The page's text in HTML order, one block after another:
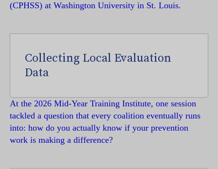
(CPHSS) at Washington University in St. Louis.
Collecting Local Evaluation
Data
At the 2026 Mid-Year Training Institute, one session
tackled a question that every coalition eventually runs
into: how do you actually know if your prevention
work is making a difference?